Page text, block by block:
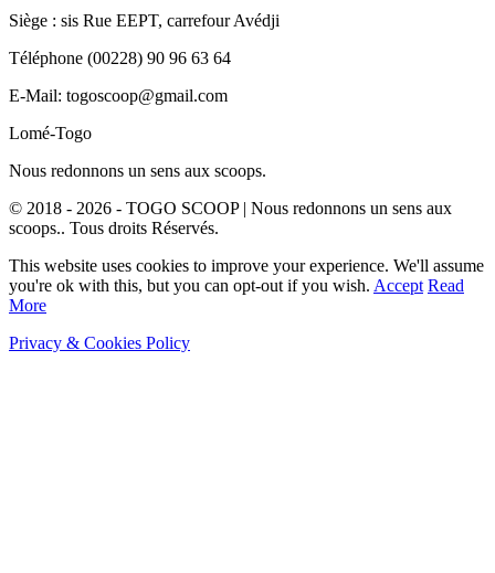
Siège : sis Rue EEPT, carrefour Avédji
Téléphone (00228) 90 96 63 64
E-Mail: togoscoop@gmail.com
Lomé-Togo
Nous redonnons un sens aux scoops.
© 2018 - 2026 - TOGO SCOOP | Nous redonnons un sens aux
scoops.. Tous droits Réservés.
This website uses cookies to improve your experience. We'll assume
you're ok with this, but you can opt-out if you wish. Accept Read
More
Privacy & Cookies Policy